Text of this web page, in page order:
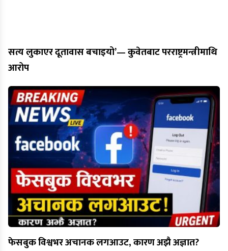
सत्य लुकाएर दूतावास बचाइयो’— कुवेतबाट परराष्ट्रमन्त्रीमाथि
आरोप
फेसबुक विश्वभर अचानक लगआउट, कारण अझै अज्ञात?